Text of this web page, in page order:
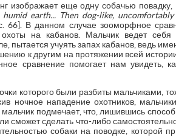
изображает еще одну собачью повадку,
earth... Then dog-like,
66]. В данном случае зооморфное
на кабанов. Мальчик ведет себя
пытается учуять запах кабанов, ведь
к другим на протяжении всей
сравнение помогает нам увидеть,
которого были разбиты мальчиками,
ночное нападение охотников,
подмечает, что, лишившись
сможет сделать что-либо
собаки на поводке, которой